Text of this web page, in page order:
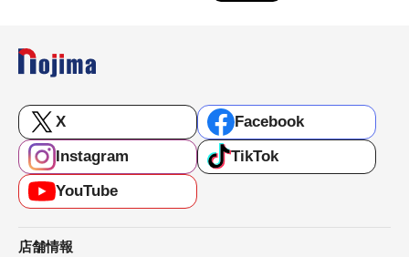
X
Facebook
Instagram
TikTok
YouTube
店舗情報